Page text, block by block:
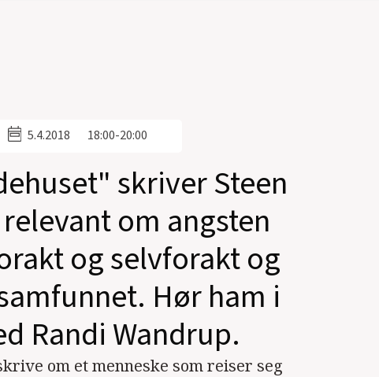
5.4.2018 18:00-20:00
skriver Steen
om angsten
og selvforakt og
Hør ham i
Randi Wandrup.
om et menneske som reiser seg